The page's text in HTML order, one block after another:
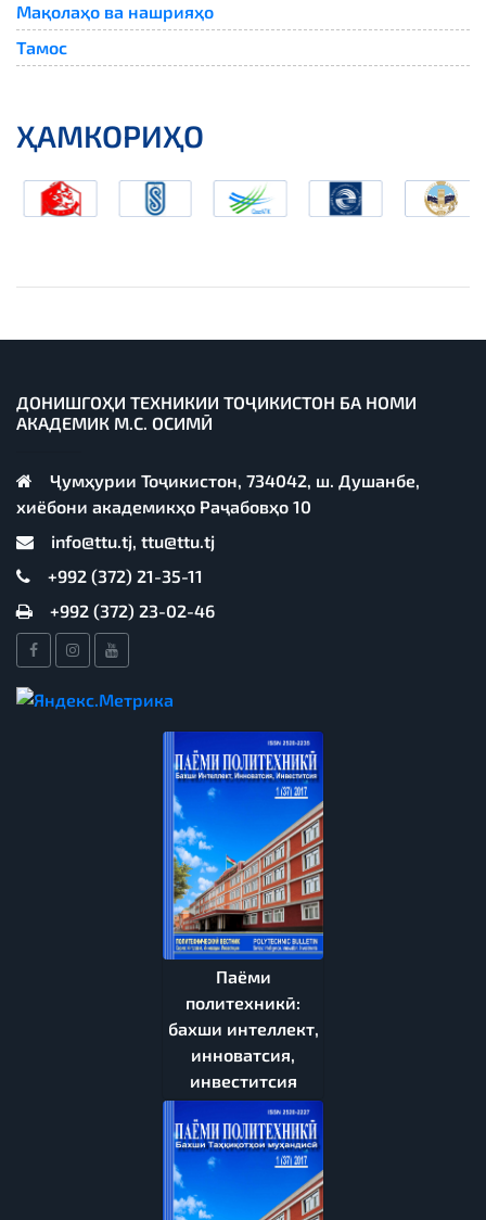
Мақолаҳо ва нашрияҳо
Тамос
ҲАМКОРИҲО
ДОНИШГОҲИ ТЕХНИКИИ ТОҶИКИСТОН БА НОМИ
АКАДЕМИК М.С. ОСИМӢ
Ҷумҳурии Тоҷикистон, 734042, ш. Душанбе,
хиёбони академикҳо Раҷабовҳо 10
info@ttu.tj, ttu@ttu.tj
+992 (372) 21-35-11
+992 (372) 23-02-46
Паёми
политехникӣ:
бахши интеллект,
инноватсия,
инвеститсия